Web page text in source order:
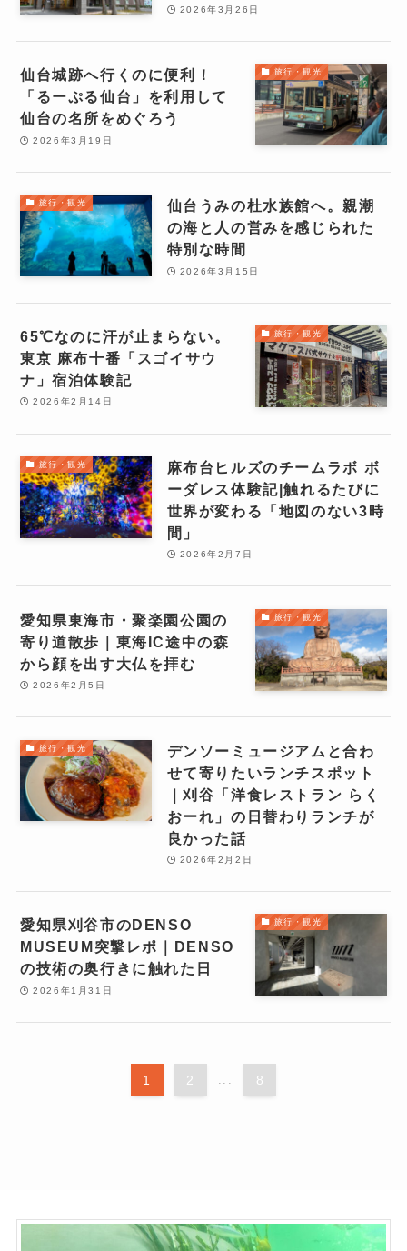
2026年3月26日
旅行・観光
仙台城跡へ行くのに便利！
「るーぷる仙台」を利用して
仙台の名所をめぐろう
2026年3月19日
旅行・観光
仙台うみの杜水族館へ。親潮
の海と人の営みを感じられた
特別な時間
2026年3月15日
旅行・観光
65℃なのに汗が止まらない。
東京 麻布十番「スゴイサウ
ナ」宿泊体験記
2026年2月14日
旅行・観光
麻布台ヒルズのチームラボ ボ
ーダレス体験記|触れるたびに
世界が変わる「地図のない3時
間」
2026年2月7日
旅行・観光
愛知県東海市・聚楽園公園の
寄り道散歩｜東海IC途中の森
から顔を出す大仏を拝む
2026年2月5日
旅行・観光
デンソーミュージアムと合わ
せて寄りたいランチスポット
｜刈谷「洋食レストラン らく
おーれ」の日替わりランチが
良かった話
2026年2月2日
旅行・観光
愛知県刈谷市のDENSO
MUSEUM突撃レポ｜DENSO
の技術の奥行きに触れた日
2026年1月31日
1 2 ... 8